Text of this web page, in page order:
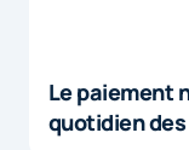
Le paiement
quotidien